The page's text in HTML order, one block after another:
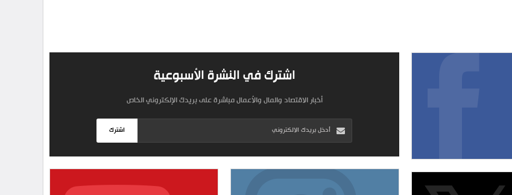
اشترك في النشرة الأسبوعية
أخبار الاقتصاد والمال والأعمال مباشرة على بريدك الإلكتروني الخاص
اشترك